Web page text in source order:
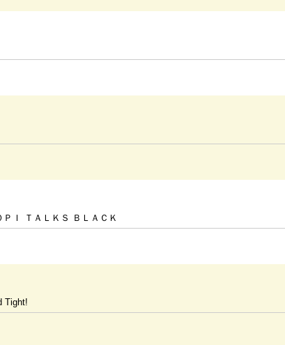
Ｉ ＴＡＬＫＳ ＢＬＡＣＫ
Tight!